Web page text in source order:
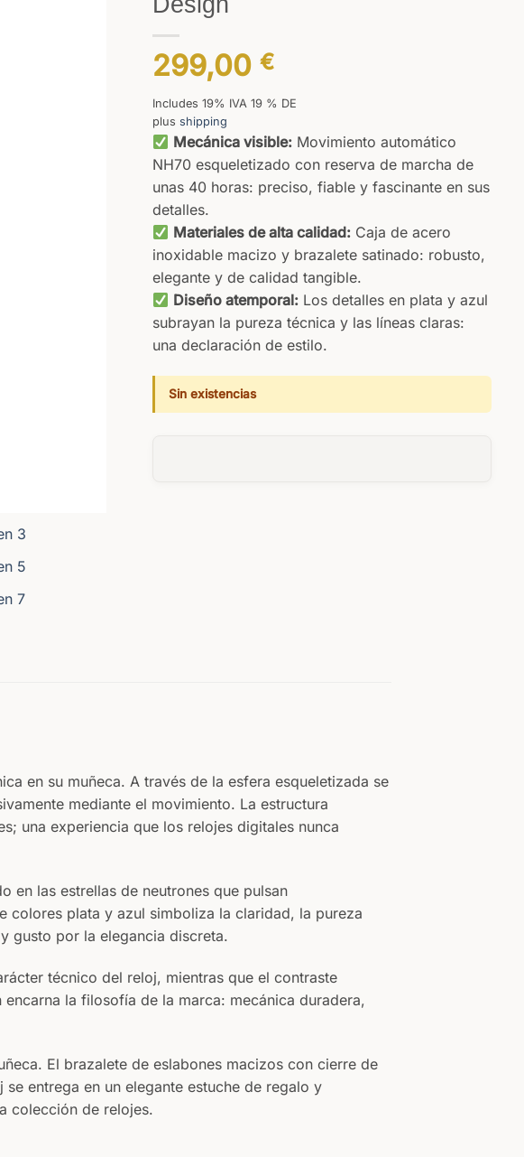
299,00 €
Includes 19% IVA 19 % DE
plus shipping
Mecánica visible: Movimiento automático
NH70 esqueletizado con reserva de marcha de
unas 40 horas: preciso, fiable y fascinante en sus
detalles.
Materiales de alta calidad: Caja de acero
inoxidable macizo y brazalete satinado: robusto,
elegante y de calidad tangible.
Diseño atemporal: Los detalles en plata y azul
subrayan la pureza técnica y las líneas claras:
una declaración de estilo.
Sin existencias
en su muñeca. A través de la esfera esqueletizada se
mediante el movimiento. La estructura
una experiencia que los relojes digitales nunca
en las estrellas de neutrones que pulsan
colores plata y azul simboliza la claridad, la pureza
gusto por la elegancia discreta.
técnico del reloj, mientras que el contraste
la filosofía de la marca: mecánica duradera,
El brazalete de eslabones macizos con cierre de
entrega en un elegante estuche de regalo y
colección de relojes.